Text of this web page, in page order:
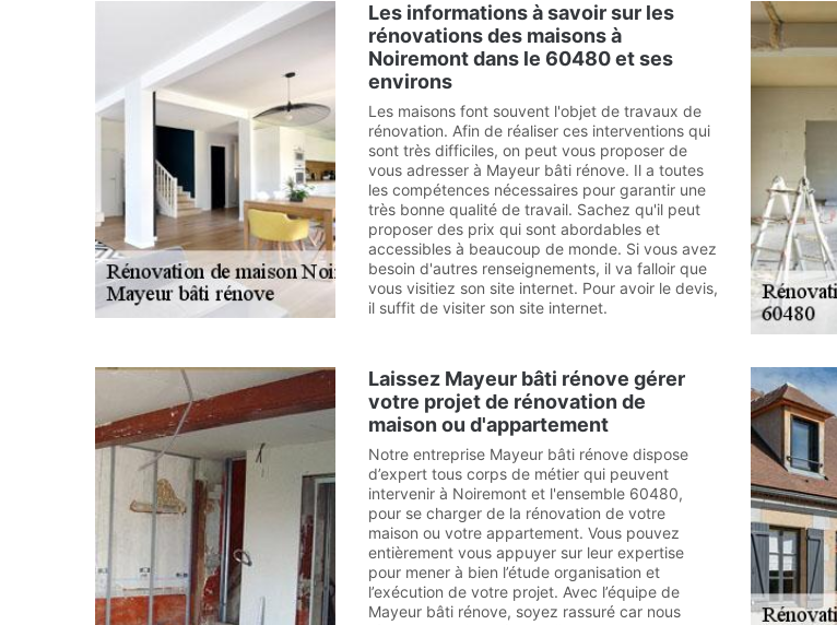
Les informations à savoir sur les
rénovations des maisons à
Noiremont dans le 60480 et ses
environs
Les maisons font souvent l'objet de travaux de
rénovation. Afin de réaliser ces interventions qui
sont très difficiles, on peut vous proposer de
vous adresser à Mayeur bâti rénove. Il a toutes
les compétences nécessaires pour garantir une
très bonne qualité de travail. Sachez qu'il peut
proposer des prix qui sont abordables et
accessibles à beaucoup de monde. Si vous avez
besoin d'autres renseignements, il va falloir que
vous visitiez son site internet. Pour avoir le devis,
il suffit de visiter son site internet.
Laissez Mayeur bâti rénove gérer
votre projet de rénovation de
maison ou d'appartement
Notre entreprise Mayeur bâti rénove dispose
d’expert tous corps de métier qui peuvent
intervenir à Noiremont et l'ensemble 60480,
pour se charger de la rénovation de votre
maison ou votre appartement. Vous pouvez
entièrement vous appuyer sur leur expertise
pour mener à bien l’étude organisation et
l’exécution de votre projet. Avec l’équipe de
Mayeur bâti rénove, soyez rassuré car nous